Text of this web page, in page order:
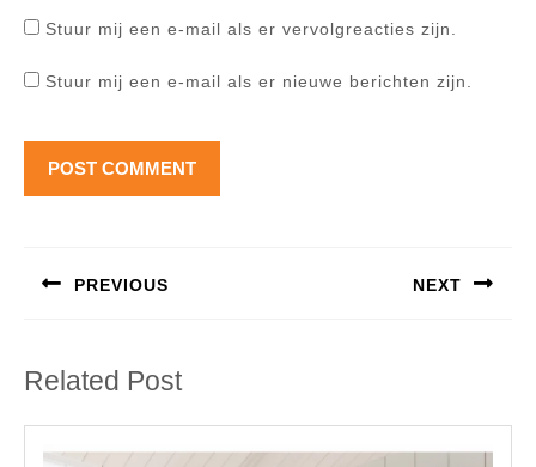
Stuur mij een e-mail als er vervolgreacties zijn.
Stuur mij een e-mail als er nieuwe berichten zijn.
PREVIOUS NEXT
Related Post